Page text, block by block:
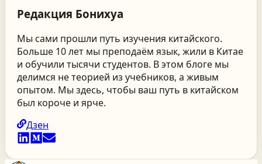
Редакция Бонихуа
Мы сами прошли путь изучения китайского.
Больше 10 лет мы преподаём язык, жили в Китае
и обучили тысячи студентов. В этом блоге мы
делимся не теорией из учебников, а живым
опытом. Мы здесь, чтобы ваш путь в китайском
был короче и ярче.
Дзен